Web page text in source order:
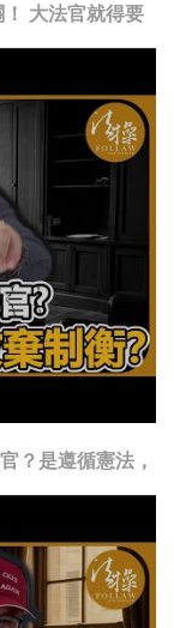
大法官就得要
？是遵循憲法，